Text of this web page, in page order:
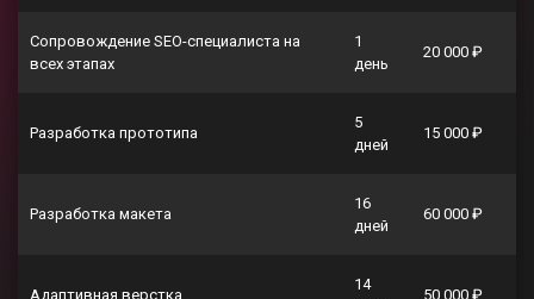
Сопровождение SEO-специалиста на
всех этапах
1
день
20 000 ₽
Разработка прототипа
5
дней
15 000 ₽
Разработка макета
16
дней
60 000 ₽
Адаптивная верстка
14
50 000 ₽